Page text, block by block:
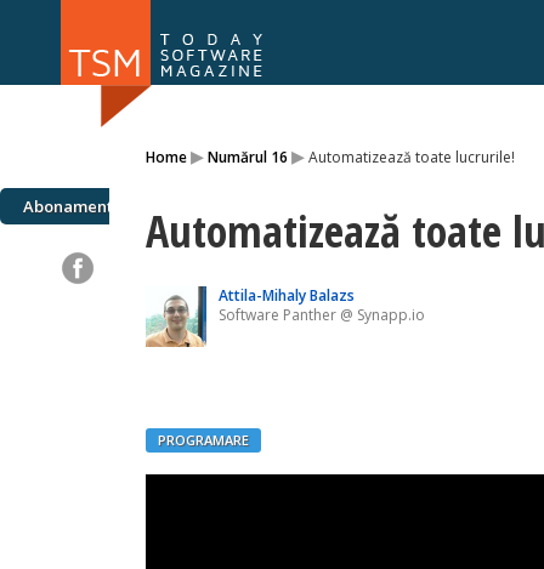
Home▸Numărul 16 ▸Automatizează toate lucrurile!
Abonamente Automatizează toate
Attila-Mihaly Balazs
Software Panther @ Synapp.io
PROGRAMARE